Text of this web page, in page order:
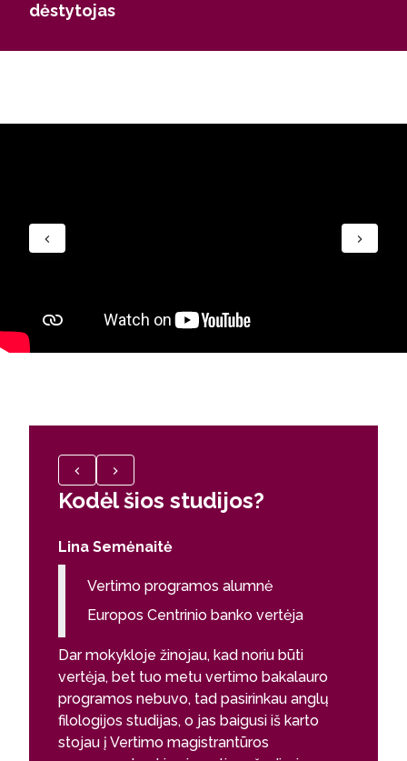
dėstytojas
Kodėl šios studijos?
Lina Semėnaitė
Vertimo programos alumnė
Europos Centrinio banko vertėja
Dar mokykloje žinojau, kad noriu būti
vertėja, bet tuo metu vertimo bakalauro
programos nebuvo, tad pasirinkau anglų
filologijos studijas, o jas baigusi iš karto
stojau į Vertimo magistrantūros